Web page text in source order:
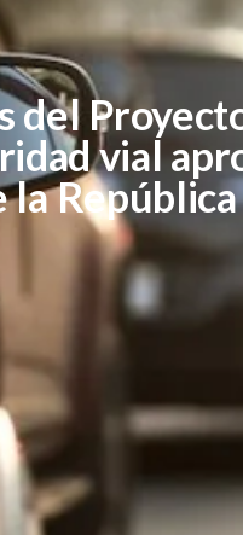
del
vial
la República